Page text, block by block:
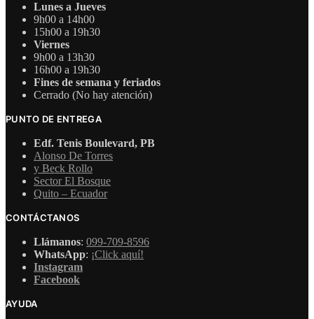
Lunes a Jueves
9h00 a 14h00
15h00 a 19h30
Viernes
9h00 a 13h30
16h00 a 19h30
Fines de semana y feriados
Cerrado (No hay atención)
PUNTO DE ENTREGA
Edf. Tenis Boulevard, PB
Alonso De Torres
y Beck Rollo
Sector El Bosque
Quito – Ecuador
CONTÁCTANOS
Llámanos: 099-709-8596
WhatsApp: ¡Click aquí!
Instagram
Facebook
AYUDA